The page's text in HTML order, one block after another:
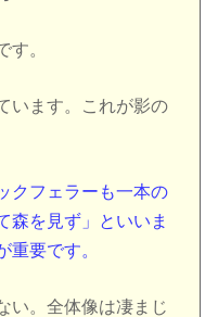
す。
います。これが影の
クフェラーも一本の
森を見ず」といいま
重要です。
い。全体像は凄まじ